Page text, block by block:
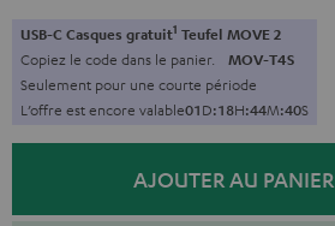
USB-C Casques gratuit1 Teufel MOVE 2
Copiez le code dans le panier. MOV-T4S
Seulement pour une courte période
L’offre est encore valable01D:18H:44M:38S
AJOUTER AU PANIER